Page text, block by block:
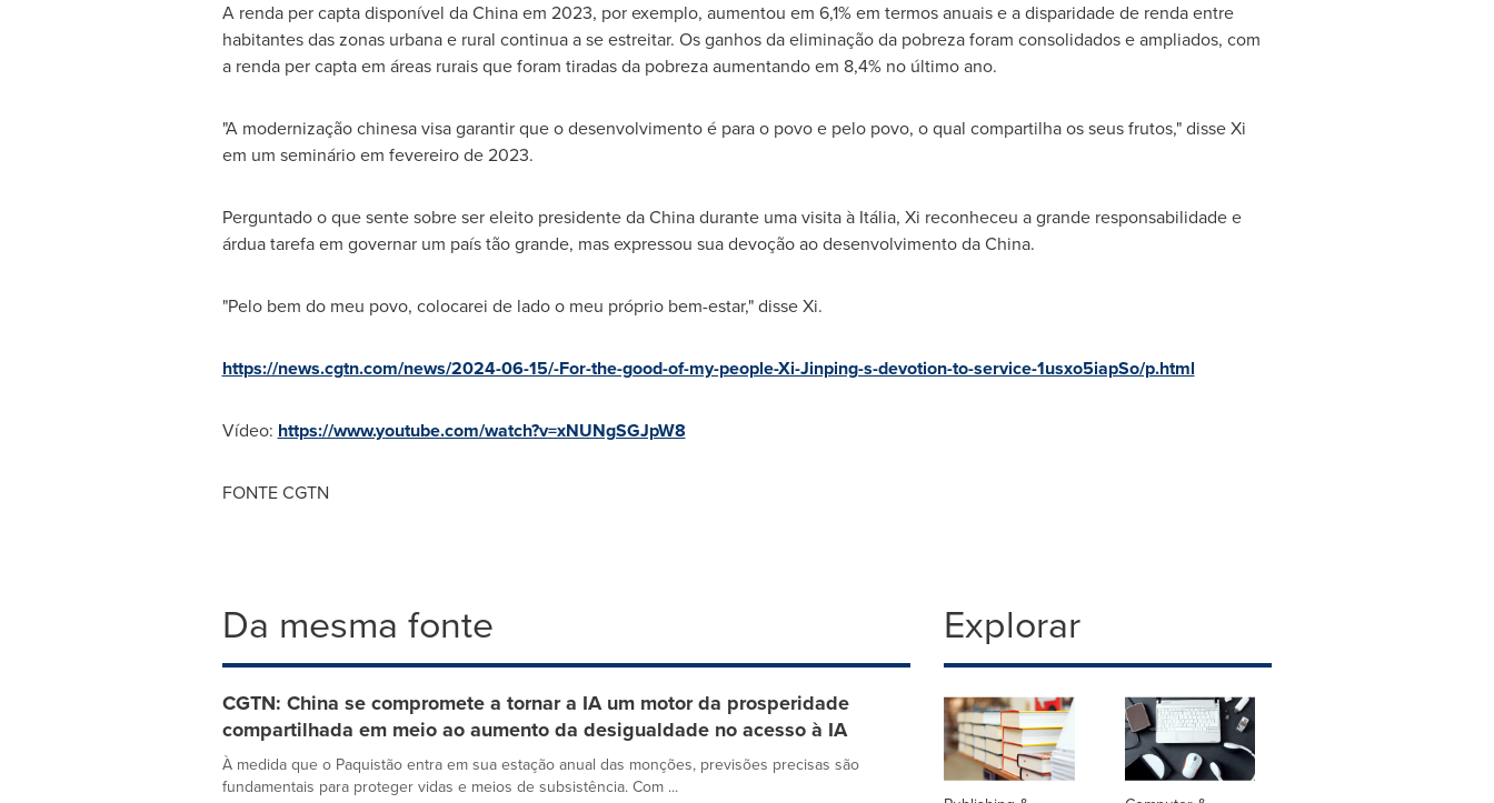
A renda per capta disponível daChinaem 2023, por exemplo, aumentou em 6,1% em termos anuais e a disparidade de renda entre
habitantes das zonas urbana e rural continua a se estreitar. Os ganhos da eliminação da pobreza foram consolidados e ampliados, com
a renda per capta em áreas rurais que foram tiradas da pobreza aumentando em 8,4% no último ano.
"A modernização chinesa visa garantir que o desenvolvimento é para o povo e pelo povo, o qual compartilha os seus frutos," disse Xi
em um seminário em fevereiro de 2023.
Perguntado o que sente sobre ser eleito presidente daChinadurante uma visita à Itália, Xi reconheceu a grande responsabilidade e
árdua tarefa em governar um país tão grande, mas expressou sua devoção ao desenvolvimento daChina.
"Pelo bem do meu povo, colocarei de lado o meu próprio bem-estar," disse Xi.
https://news.cgtn.com/news/2024-06-15/-For-the-good-of-my-people-Xi-Jinping-s-devotion-to-service-1usxo5iapSo/p.html
Vídeo: https://www.youtube.com/watch?v=xNUNgSGJpW8
FONTE CGTN
Da mesma fonte
CGTN: China se compromete a tornar a IA um motor da prosperidade
compartilhada em meio ao aumento da desigualdade no acesso à IA
À medida que o Paquistão entra em sua estação anual das monções, previsões precisas são
fundamentais para proteger vidas e meios de subsistência. Com ...
Explorar